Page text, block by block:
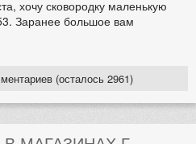
хочу сковородку маленькую
Заранее большое вам
(осталось 2961)